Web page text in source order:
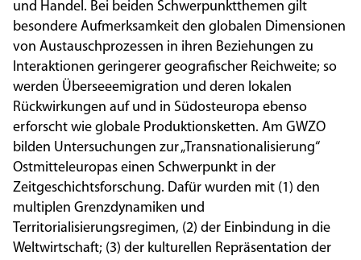
und Handel. Bei beiden Schwerpunktthemen gilt
besondere Aufmerksamkeit den globalen Dimensionen
von Austauschprozessen in ihren Beziehungen zu
Interaktionen geringerer geografischer Reichweite; so
werden Überseeemigration und deren lokalen
Rückwirkungen auf und in Südosteuropa ebenso
erforscht wie globale Produktionsketten. Am GWZO
bilden Untersuchungen zur „Transnationalisierung“
Ostmitteleuropas einen Schwerpunkt in der
Zeitgeschichtsforschung. Dafür wurden mit (1) den
multiplen Grenzdynamiken und
Territorialisierungsregimen, (2) der Einbindung in die
Weltwirtschaft; (3) der kulturellen Repräsentation der